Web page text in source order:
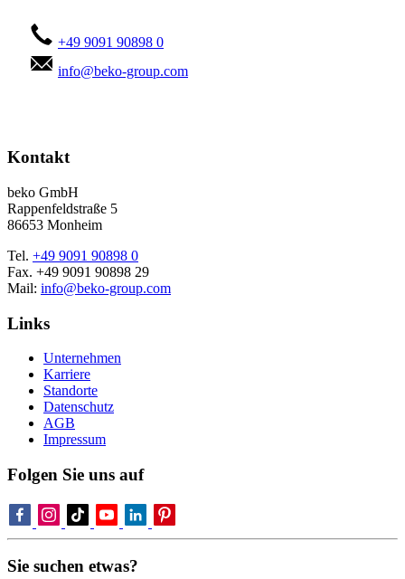
+49 9091 90898 0
info@beko-group.com
Kontakt
beko GmbH
Rappenfeldstraße 5
86653 Monheim
Tel. +49 9091 90898 0
Fax. +49 9091 90898 29
Mail: info@beko-group.com
Links
Unternehmen
Karriere
Standorte
Datenschutz
AGB
Impressum
Folgen Sie uns auf
Sie suchen etwas?